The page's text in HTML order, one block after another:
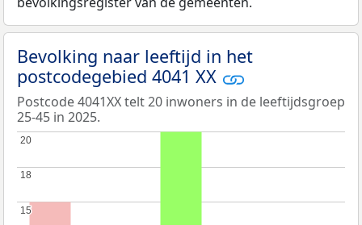
Bevolking naar leeftijd in het
postcodegebied 4041 XX
Postcode 4041XX telt 20 inwoners in de leeftijdsgroep
25-45 in 2025.
15
15
18
18
20
20